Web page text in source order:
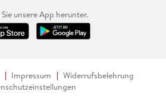
unsere App herunter.
Impressum
Widerrufsbelehrung